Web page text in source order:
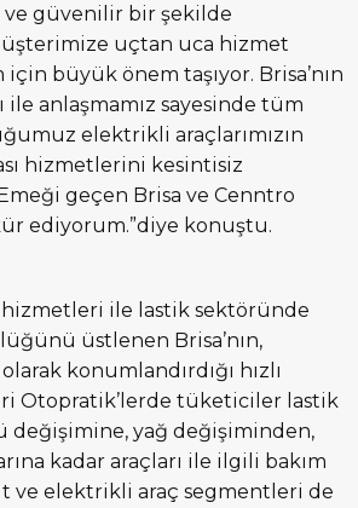
ve güvenilir bir şekilde
uçtan uca hizmet
büyük önem taşıyor. Brisa’nın
ile anlaşmamız sayesinde tüm
elektrikli araçlarımızın
hizmetlerini kesintisiz
geçen Brisa ve Cenntro
ediyorum.”diye konuştu.
ile lastik sektöründe
üstlenen Brisa’nın,
konumlandırdığı hızlı
Otopratik’lerde tüketiciler lastik
değişimine, yağ değişiminden,
kadar araçları ile ilgili bakım
ve elektrikli araç segmentleri de